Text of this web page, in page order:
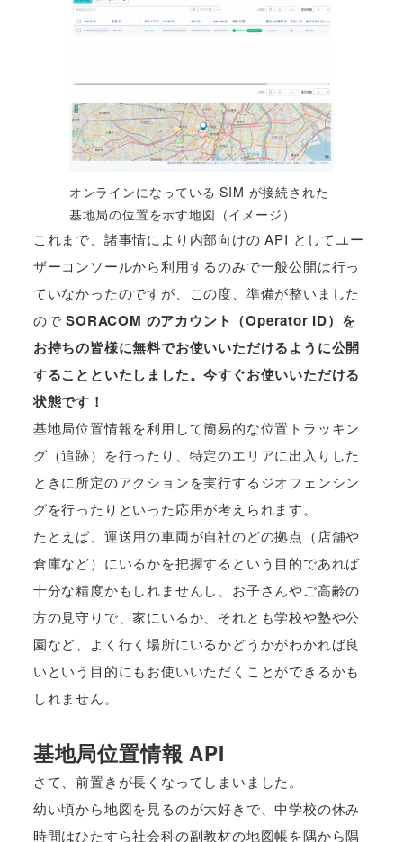
オンラインになっている SIM が接続された
基地局の位置を示す地図（イメージ）
これまで、諸事情により内部向けの API としてユー
ザーコンソールから利用するのみで一般公開は行っ
ていなかったのですが、この度、準備が整いました
のでSORACOM のアカウント（Operator ID）を
お持ちの皆様に無料でお使いいただけるように公開
することといたしました。今すぐお使いいただける
状態です！
基地局位置情報を利用して簡易的な位置トラッキン
グ（追跡）を行ったり、特定のエリアに出入りした
ときに所定のアクションを実行するジオフェンシン
グを行ったりといった応用が考えられます。
たとえば、運送用の車両が自社のどの拠点（店舗や
倉庫など）にいるかを把握するという目的であれば
十分な精度かもしれませんし、お子さんやご高齢の
方の見守りで、家にいるか、それとも学校や塾や公
園など、よく行く場所にいるかどうかがわかれば良
いという目的にもお使いいただくことができるかも
しれません。
基地局位置情報 API
さて、前置きが長くなってしまいました。
幼い頃から地図を見るのが大好きで、中学校の休み
時間はひたすら社会科の副教材の地図帳を隅から隅